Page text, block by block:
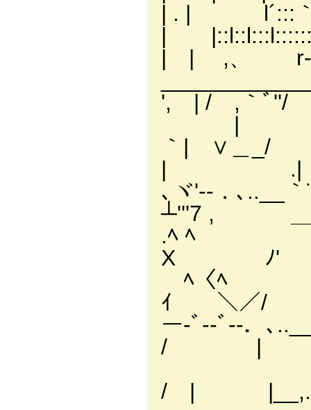
| . |
|
| | ,、
', | / ,
| |
｀| ∨
|
､ヾ'--．､..__
┴'''7
.ﾍ ﾍ ￣｀
X
ﾍ〈ﾍ
ｲ
ー-ﾞ--ﾞ
/ |
/ | |__,.-'"